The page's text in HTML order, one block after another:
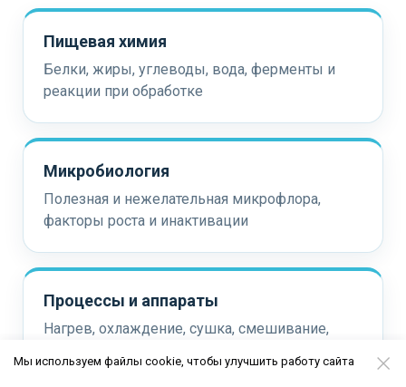
Пищевая химия
Белки, жиры, углеводы, вода, ферменты и
реакции при обработке
Микробиология
Полезная и нежелательная микрофлора,
факторы роста и инактивации
Процессы и аппараты
Нагрев, охлаждение, сушка, смешивание,
Мы используем файлы cookie, чтобы улучшить работу сайта